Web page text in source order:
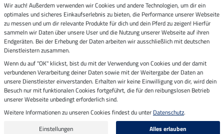
Zustellung durch
Sicher bezahlen mit
Vorkasse
Impressum
Letzte Aktualisierung am 06.08.2026 um 14:39
Alle Preise in Euro inkl. MwSt. zzgl.
Versandkosten
Wir auch! Außerdem verwenden wir Cookies und andere Technologien, um dir ein
optimales und sicheres Einkaufserlebnis zu bieten, die Performance unserer Webseite
zu messen und um dir relevante Produkte für dich und dein Pferd zu zeigen! Hierfür
sammeln wir Daten über unsere User und die Nutzung unserer Webseite auf ihren
Endgeräten. Bei der Erhebung der Daten arbeiten wir ausschließlich mit deutschen
Dienstleistern zusammen.
Wenn du auf "OK" klickst, bist du mit der Verwendung von Cookies und der damit
verbundenen Verarbeitung deiner Daten sowie mit der Weitergabe der Daten an
unsere Dienstleister einverstanden. Erhalten wir keine Einwilligung von dir, wird dein
Besuch nur mit funktionalen Cookies fortgeführt, die für den reibungslosen Betrieb
unserer Webseite unbedingt erforderlich sind.
Weitere Informationen zu unseren Cookies findest du unter Datenschutz.
Einstellungen
Alles erlauben